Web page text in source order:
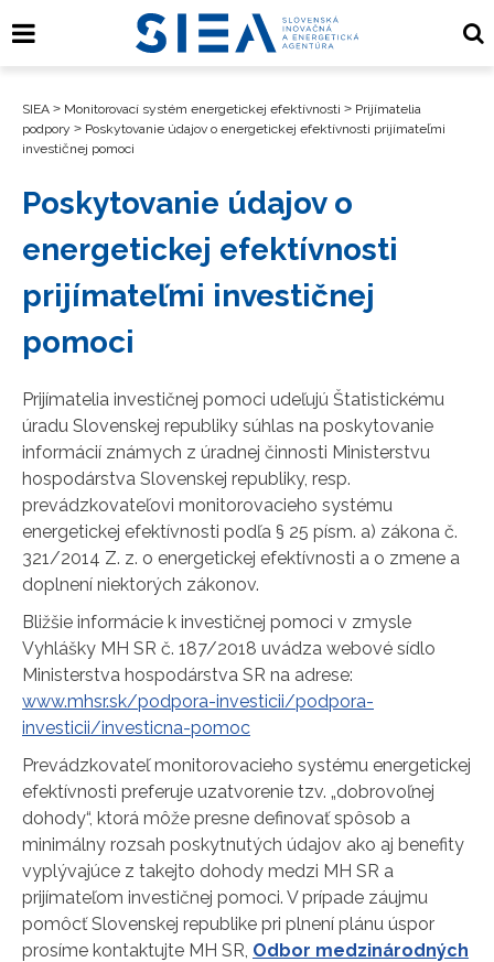
SIEA > Monitorovací systém energetickej efektívnosti > Prijímatelia
podpory > Poskytovanie údajov o energetickej efektívnosti prijímateľmi
investičnej pomoci
Poskytovanie údajov o
energetickej efektívnosti
prijímateľmi investičnej
pomoci
Prijímatelia investičnej pomoci udeľujú Štatistickému
úradu Slovenskej republiky súhlas na poskytovanie
informácií známych z úradnej činnosti Ministerstvu
hospodárstva Slovenskej republiky, resp.
prevádzkovateľovi monitorovacieho systému
energetickej efektívnosti podľa § 25 písm. a) zákona č.
321/2014 Z. z. o energetickej efektívnosti a o zmene a
doplnení niektorých zákonov.
Bližšie informácie k investičnej pomoci v zmysle
Vyhlášky MH SR č. 187/2018 uvádza webové sídlo
Ministerstva hospodárstva SR na adrese:
www.mhsr.sk/podpora-investicii/podpora-
investicii/investicna-pomoc
Prevádzkovateľ monitorovacieho systému energetickej
efektívnosti preferuje uzatvorenie tzv. „dobrovoľnej
dohody“, ktorá môže presne definovať spôsob a
minimálny rozsah poskytnutých údajov ako aj benefity
vyplývajúce z takejto dohody medzi MH SR a
prijímateľom investičnej pomoci. V prípade záujmu
pomôcť Slovenskej republike pri plnení plánu úspor
prosíme kontaktujte MH SR, Odbor medzinárodných